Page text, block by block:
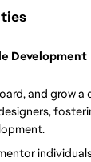
Development
and grow